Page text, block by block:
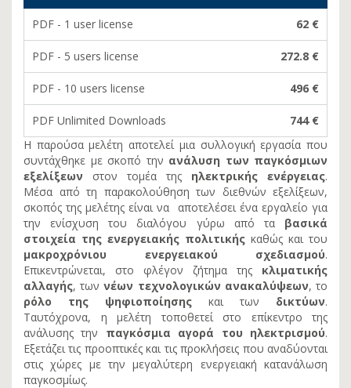
PDF - 1 user license 62 €
PDF - 5 users license 272.8 €
PDF - 10 users license 496 €
PDF Unlimited Downloads
744 €
Η παρούσα μελέτη αποτελεί μια συλλογική εργασία που
συντάχθηκε με σκοπό την ανάλυση των παγκόσμιων
εξελίξεων στον τομέα της ηλεκτρικής ενέργειας.
Μέσα από τη παρακολούθηση των διεθνών εξελίξεων,
σκοπός της μελέτης είναι να
αποτελέσει ένα εργαλείο για
την ενίσχυση του διαλόγου γύρω από τα βασικά
στοιχεία της ενεργειακής πολιτικής καθώς και του
μακροχρόνιου ενεργειακού σχεδιασμού.
Επικεντρώνεται, στο φλέγον ζήτημα της κλιματικής
αλλαγής, τωννέων τεχνολογικών ανακαλύψεων, το
ρόλο της ψηφιοποίησης και των δικτύων.
Ταυτόχρονα, η μελέτη τοποθετεί στο επίκεντρο της
ανάλυσης την παγκόσμια αγορά του ηλεκτρισμού.
Εξετάζει τις προοπτικές και τις προκλήσεις που αναδύονται
στις χώρες με την μεγαλύτερη ενεργειακή κατανάλωση
παγκοσμίως.